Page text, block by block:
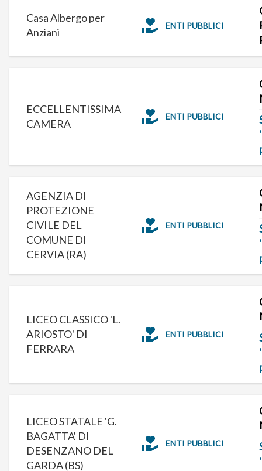
Casa Albergo per
Anziani
ENTI PUBBLICI
ECCELLENTISSIMA
CAMERA
ENTI PUBBLICI
AGENZIA DI
PROTEZIONE
CIVILE DEL
COMUNE DI
CERVIA (RA)
ENTI PUBBLICI
LICEO CLASSICO 'L.
ARIOSTO' DI
FERRARA
ENTI PUBBLICI
LICEO STATALE 'G.
BAGATTA' DI
DESENZANO DEL
GARDA (BS)
ENTI PUBBLICI